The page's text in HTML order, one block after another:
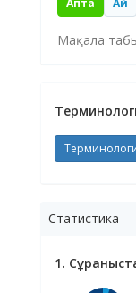
Апта Ай
Мақала
Статистика
1.